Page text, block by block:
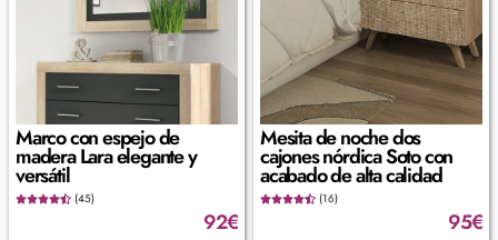
Marco con espejo de
madera Lara elegante y
versátil
(45)
92€
Mesita de noche dos
cajones nórdica Soto con
acabado de alta calidad
(16)
95€